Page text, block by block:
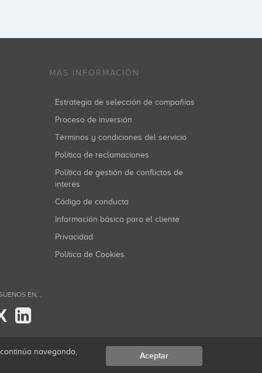
MÁS INFORMACIÓN
Estrategia de selección de compañías
Proceso de inversión
Términos y condiciones del servicio
Política de reclamaciones
Política de gestión de conflictos de
interés
Código de conducta
Información básica para el cliente
Privacidad
Política de Cookies
EN...
navegando,
Aceptar